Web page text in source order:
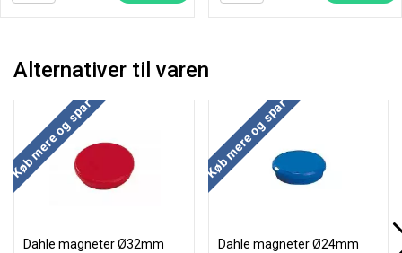
Alternativer til varen
Køb mere og spar
Dahle magneter Ø32mm
Køb mere og spar
Dahle magneter Ø24mm